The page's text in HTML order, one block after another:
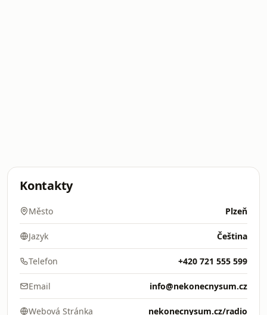
Kontakty
Město Plzeň
Jazyk Čeština
Telefon +420 721 555 599
Email info@nekonecnysum.cz
Webová Stránka nekonecnysum.cz/radio